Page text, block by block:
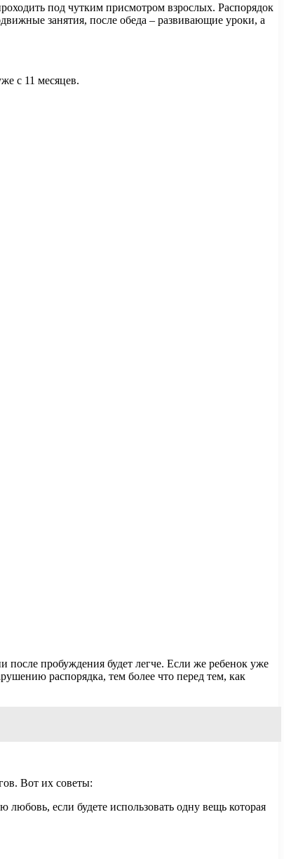
под чутким присмотром взрослых. Распорядок
занятия, после обеда – развивающие уроки, а
с 11 месяцев.
после пробуждения будет легче. Если же ребенок уже
распорядка, тем более что перед тем, как
Вот их советы:
любовь, если будете использовать одну вещь которая